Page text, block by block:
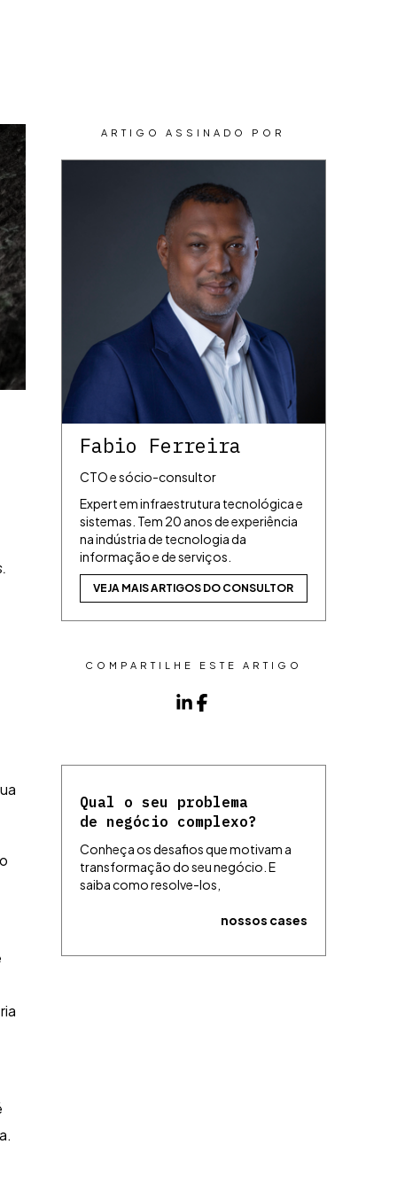
ARTIGO ASSINADO POR
Fabio Ferreira
CTO e sócio-consultor
Expert em infraestrutura tecnológica e
sistemas. Tem 20 anos de experiência
na indústria de tecnologia da
informação e de serviços.
VEJA MAIS ARTIGOS DO CONSULTOR
COMPARTILHE ESTE ARTIGO
Qual o seu problema
de negócio complexo?
Conheça os desafios que motivam a
transformação do seu negócio. E
saiba como resolve-los,
nossos cases